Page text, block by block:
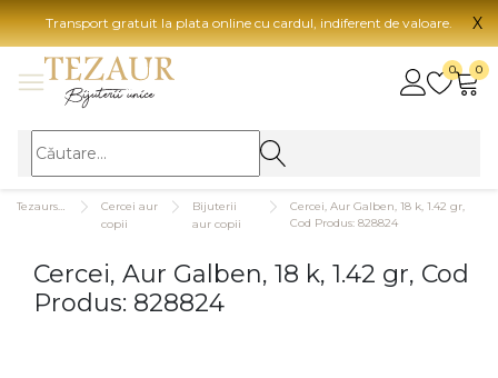
Transport gratuit la plata online cu cardul, indiferent de valoare. X
0 0
BIJUTERII
BIJUTERII FEMEI
Inele
Bratari
Cercei aur
copii
Bijuterii
aur copii
Cercei, Aur Galben, 18 k, 1.42 gr,
Cod Produs: 828824
Cercei, Aur Galben, 18 k, 1.42 gr, Cod
Produs: 828824